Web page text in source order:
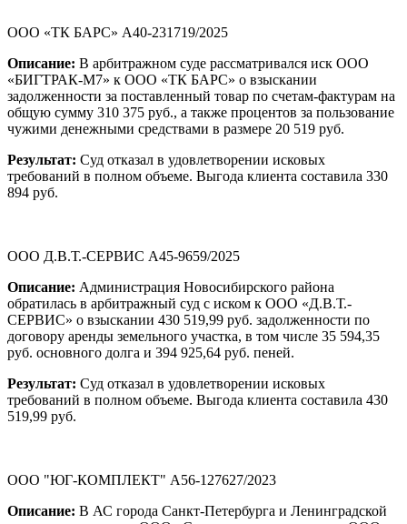
ООО «ТК БАРС» А40-231719/2025
Описание: В арбитражном суде рассматривался иск ООО
«БИГТРАК-М7» к ООО «ТК БАРС» о взыскании
задолженности за поставленный товар по счетам-фактурам на
общую сумму 310 375 руб., а также процентов за пользование
чужими денежными средствами в размере 20 519 руб.
Результат: Суд отказал в удовлетворении исковых
требований в полном объеме. Выгода клиента составила 330
894 руб.
ООО Д.В.Т.-СЕРВИС А45-9659/2025
Описание: Администрация Новосибирского района
обратилась в арбитражный суд с иском к ООО «Д.В.Т.-
СЕРВИС» о взыскании 430 519,99 руб. задолженности по
договору аренды земельного участка, в том числе 35 594,35
руб. основного долга и 394 925,64 руб. пеней.
Результат: Суд отказал в удовлетворении исковых
требований в полном объеме. Выгода клиента составила 430
519,99 руб.
ООО "ЮГ-КОМПЛЕКТ" А56-127627/2023
Описание: В АС города Санкт-Петербурга и Ленинградской